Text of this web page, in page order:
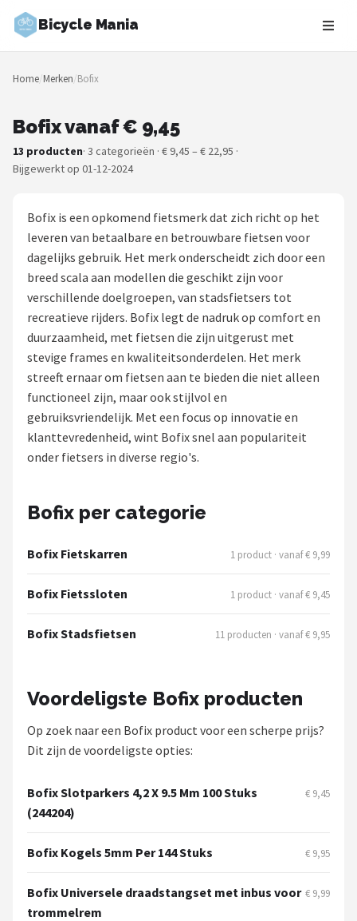
Bicycle Mania
Zoeken
NAVIGATIE
Merken
Fietsroutes
Kinderfietsen
Stadsfietsen
Elektrische fietsen
Mountainbikes
Shop
POPULAIRE MERKEN
AXA
New Looxs
Voltano
Shimano
Cortina
Alle merken →
Home/Merken/Bofix
Bofix vanaf € 9,45
13 producten· 3 categorieën · € 9,45 – € 22,95 ·
Bijgewerkt op 01-12-2024
Bofix is een opkomend fietsmerk dat zich richt op het
leveren van betaalbare en betrouwbare fietsen voor
dagelijks gebruik. Het merk onderscheidt zich door een
breed scala aan modellen die geschikt zijn voor
verschillende doelgroepen, van stadsfietsers tot
recreatieve rijders. Bofix legt de nadruk op comfort en
duurzaamheid, met fietsen die zijn uitgerust met
stevige frames en kwaliteitsonderdelen. Het merk
streeft ernaar om fietsen aan te bieden die niet alleen
functioneel zijn, maar ook stijlvol en
gebruiksvriendelijk. Met een focus op innovatie en
klanttevredenheid, wint Bofix snel aan populariteit
onder fietsers in diverse regio's.
Bofix per categorie
Bofix Fietskarren 1 product · vanaf € 9,99
Bofix Fietssloten 1 product · vanaf € 9,45
Bofix Stadsfietsen 11 producten · vanaf € 9,95
Voordeligste Bofix producten
Op zoek naar een Bofix product voor een scherpe prijs?
Dit zijn de voordeligste opties:
Bofix Slotparkers 4,2 X 9.5 Mm 100 Stuks
(244204)
€ 9,45
Bofix Kogels 5mm Per 144 Stuks € 9,95
Bofix Universele draadstangset met inbus voor
trommelrem
€ 9,99